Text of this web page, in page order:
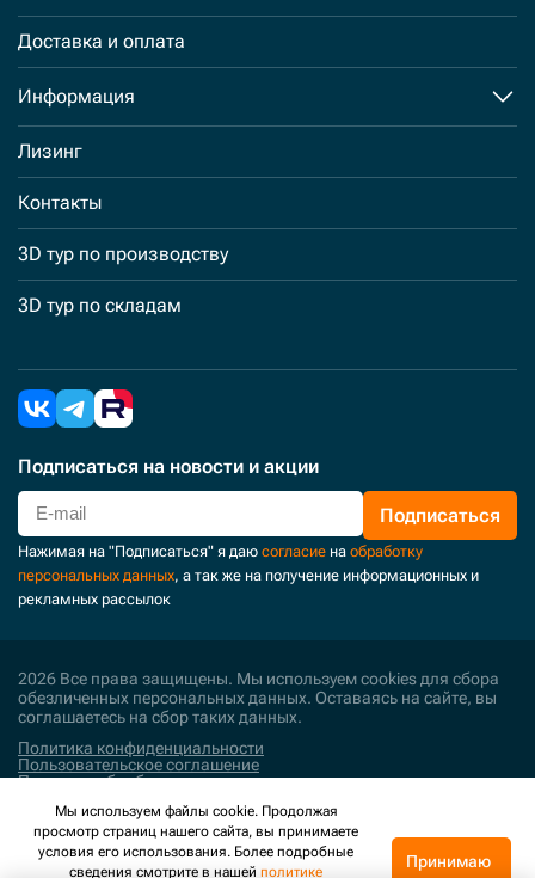
Доставка и оплата
Информация
Лизинг
Контакты
3D тур по производству
3D тур по складам
Подписаться на новости и акции
Подписаться
Нажимая на "Подписаться" я даю согласие на обработку
персональных данных, а так же на получение информационных и
рекламных рассылок
2026 Все права защищены. Мы используем cookies для сбора
обезличенных персональных данных. Оставаясь на сайте, вы
соглашаетесь на сбор таких данных.
Политика конфиденциальности
Пользовательское соглашение
Политика обработки персональных данных
Поддержка и развитие
Мы используем файлы cookie. Продолжая
просмотр страниц нашего сайта, вы принимаете
условия его использования. Более подробные
сведения смотрите в нашей политике
Принимаю